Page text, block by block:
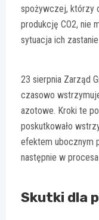
spożywczej, którzy
produkcję CO2, nie
sytuacja ich
23 sierpnia Zarząd
czasowo
azotowe. Kroki te
poskutkowało
efektem ubocznym
następnie w
Skutki dla